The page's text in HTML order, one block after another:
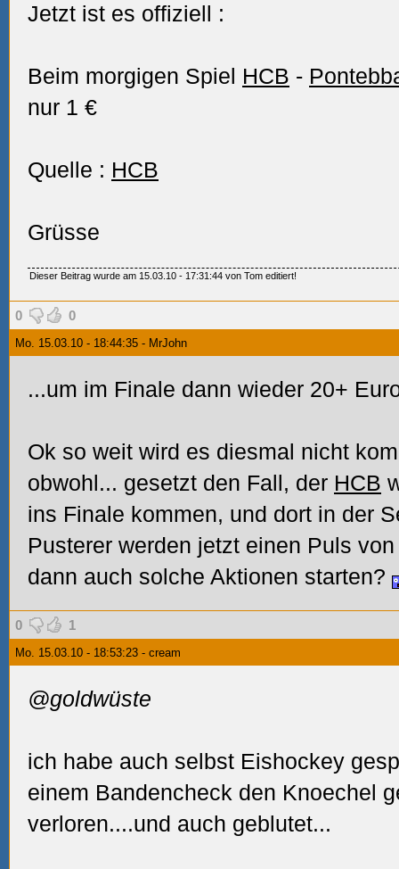
Jetzt ist es offiziell :
Beim morgigen Spiel HCB -
nur 1 €
Quelle : HCB
Grüsse
Dieser Beitrag wurde am 15.03.10 - 17:31:44 von Tom editiert!
0 0
Mo. 15.03.10 - 18:44:35 - MrJohn
...um im Finale dann wieder 20+
Ok so weit wird es diesmal nicht
obwohl... gesetzt den Fall, der HCB
ins Finale kommen, und dort in der
Pusterer werden jetzt einen Puls
dann auch solche Aktionen starten?
0 1
Mo. 15.03.10 - 18:53:23 - cream
@goldwüste
ich habe auch selbst Eishockey
einem Bandencheck den Knoechel
verloren....und auch geblutet...